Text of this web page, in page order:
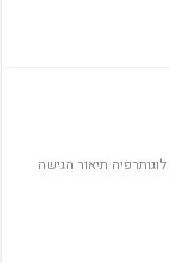
לוגותרפיה תיאור הגישה